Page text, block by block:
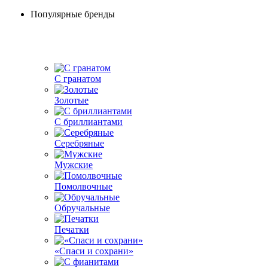
Популярные бренды
С гранатом
Золотые
С бриллиантами
Серебряные
Мужские
Помолвочные
Обручальные
Печатки
«Спаси и сохрани»